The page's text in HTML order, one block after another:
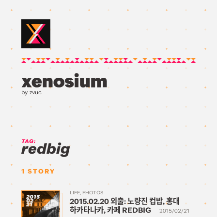
by zvuc
TAG:
redbig
1 STORY
2015
02
21
LIFE PHOTOS
2015.02.20 외출: 노량진 컵밥, 홍대
하카타나카, 카페 REDBIG
2015/02/21